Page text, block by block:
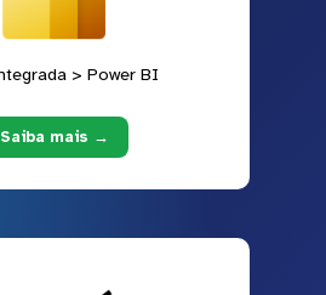
> Power BI
Saiba mais →